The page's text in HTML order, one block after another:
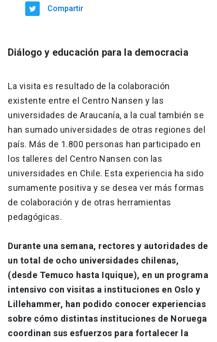
Compartir
Diálogo y educación para la democracia
La visita es resultado de la colaboración
existente entre el Centro Nansen y las
universidades de Araucanía, a la cual también se
han sumado universidades de otras regiones del
país. Más de 1.800 personas han participado en
los talleres del Centro Nansen con las
universidades en Chile. Esta experiencia ha sido
sumamente positiva y se desea ver más formas
de colaboración y de otras herramientas
pedagógicas.
Durante una semana, rectores y autoridades de
un total de ocho universidades chilenas,
(desde Temuco hasta Iquique), en un programa
intensivo con visitas a instituciones en Oslo y
Lillehammer, han podido conocer experiencias
sobre cómo distintas instituciones de Noruega
coordinan sus esfuerzos para fortalecer la